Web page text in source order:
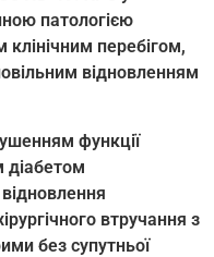
патологією
перебігом,
відновленням
функції
діабетом
втручання з
без супутньої